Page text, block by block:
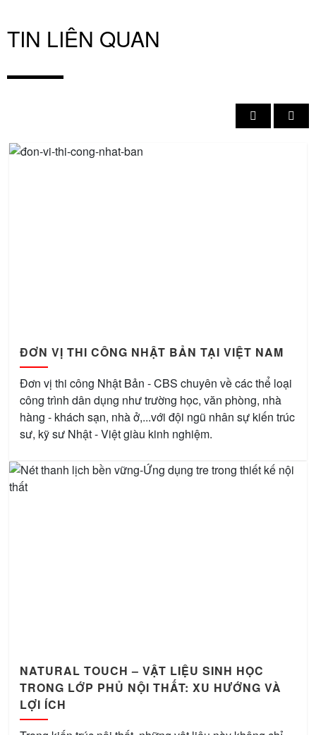
TIN LIÊN QUAN
ĐƠN VỊ THI CÔNG NHẬT BẢN TẠI VIỆT NAM
Đơn vị thi công Nhật Bản - CBS chuyên về các thể loại
công trình dân dụng như trường học, văn phòng, nhà
hàng - khách sạn, nhà ở,...với đội ngũ nhân sự kiến trúc
sư, kỹ sư Nhật - Việt giàu kinh nghiệm.
NATURAL TOUCH – VẬT LIỆU SINH HỌC
TRONG LỚP PHỦ NỘI THẤT: XU HƯỚNG VÀ
LỢI ÍCH